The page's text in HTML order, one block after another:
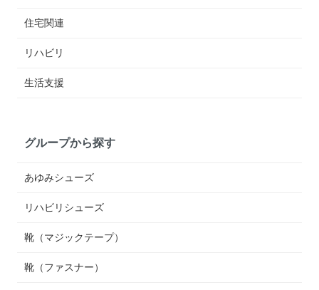
住宅関連
リハビリ
生活支援
グループから探す
あゆみシューズ
リハビリシューズ
靴（マジックテープ）
靴（ファスナー）